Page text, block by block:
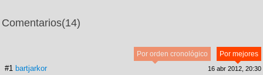
Comentarios(14)
Por mejores
Por orden cronológico
#1 bartjarkor 16 abr 2012, 20:30